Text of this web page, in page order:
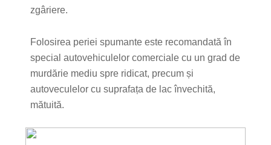
zgâriere.
Folosirea periei spumante este recomandată în
special autovehiculelor comerciale cu un grad de
murdărie mediu spre ridicat, precum și
autoveculelor cu suprafața de lac învechită,
mătuită.